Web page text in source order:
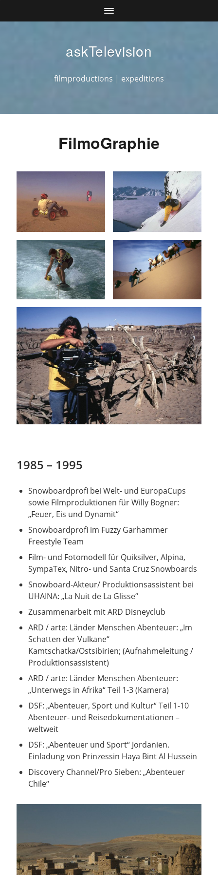
askTelevision
filmproductions | expeditions
FilmoGraphie
1985 – 1995
Snowboardprofi bei Welt- und EuropaCups
sowie Filmproduktionen für Willy Bogner:
„Feuer, Eis und Dynamit“
Snowboardprofi im Fuzzy Garhammer
Freestyle Team
Film- und Fotomodell für Quiksilver, Alpina,
SympaTex, Nitro- und Santa Cruz Snowboards
Snowboard-Akteur/ Produktionsassistent bei
UHAINA: „La Nuit de La Glisse“
Zusammenarbeit mit ARD Disneyclub
ARD / arte: Länder Menschen Abenteuer: „Im
Schatten der Vulkane“
Kamtschatka/Ostsibirien; (Aufnahmeleitung /
Produktionsassistent)
ARD / arte: Länder Menschen Abenteuer:
„Unterwegs in Afrika“ Teil 1-3 (Kamera)
DSF: „Abenteuer, Sport und Kultur“ Teil 1-10
Abenteuer- und Reisedokumentationen –
weltweit
DSF: „Abenteuer und Sport“ Jordanien.
Einladung von Prinzessin Haya Bint Al Hussein
Discovery Channel/Pro Sieben: „Abenteuer
Chile“